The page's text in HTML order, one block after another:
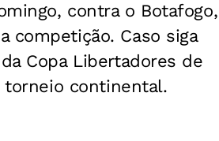
contra o Botafogo,
competição. Caso siga
Copa Libertadores de
torneio continental.